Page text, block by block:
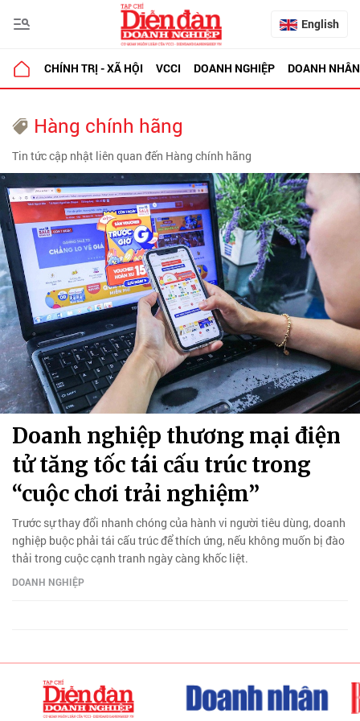
English
CHÍNH TRỊ - XÃ HỘI VCCI DOANH NGHIỆP DOANH NHÂN
Hàng chính hãng
Tin tức cập nhật liên quan đến Hàng chính hãng
Doanh nghiệp thương mại điện
tử tăng tốc tái cấu trúc trong
“cuộc chơi trải nghiệm”
Trước sự thay đổi nhanh chóng của hành vi người tiêu dùng, doanh
nghiệp buộc phải tái cấu trúc để thích ứng, nếu không muốn bị đào
thải trong cuộc cạnh tranh ngày càng khốc liệt.
DOANH NGHIỆP